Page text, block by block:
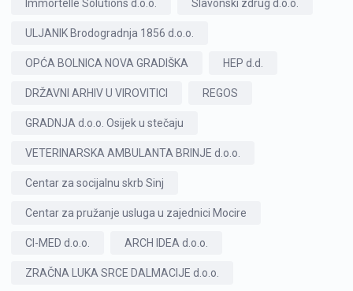
Immortelle Solutions d.o.o. Slavonski zdrug d.o.o.
ULJANIK Brodogradnja 1856 d.o.o.
OPĆA BOLNICA NOVA GRADIŠKA HEP d.d.
DRŽAVNI ARHIV U VIROVITICI REGOS
GRADNJA d.o.o. Osijek u stečaju
VETERINARSKA AMBULANTA BRINJE d.o.o.
Centar za socijalnu skrb Sinj
Centar za pružanje usluga u zajednici Mocire
CI-MED d.o.o. ARCH IDEA d.o.o.
ZRAČNA LUKA SRCE DALMACIJE d.o.o.